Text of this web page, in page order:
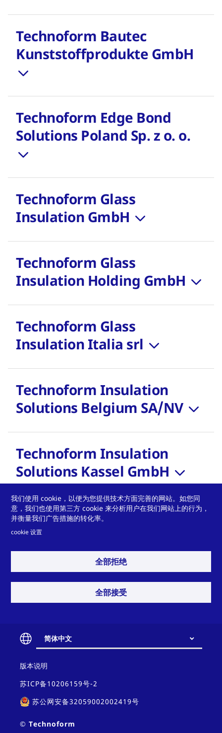
Technoform Bautec
Kunststoffprodukte GmbH
Technoform Edge Bond
Solutions Poland Sp. z o. o.
Technoform Glass
Insulation GmbH
Technoform Glass
Insulation Holding GmbH
Technoform Glass
Insulation Italia srl
Technoform Insulation
Solutions Belgium SA/NV
Technoform Insulation
Solutions Kassel GmbH
Technoform Insulation
Solutions Tooling GmbH
Technoform
Kunststoffprofile GmbH
Technoform Middle East
FZCO
Technoform Tailored
Solutions Holding GmbH
我们使用 cookie，以便为您提供技术方面完善的网站。如您同
意，我们也使用第三方 cookie 来分析用户在我们网站上的行为，
并衡量我们广告措施的转化率。
cookie 设置
全部拒绝
全部接受
简体中文
Contact
and
policy
版本说明
苏ICP备10206159号-2
苏公网安备32059002002419号
© Technoform